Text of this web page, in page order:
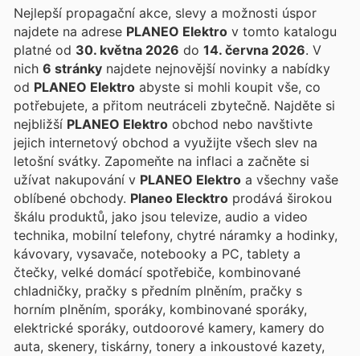
Nejlepší propagační akce, slevy a možnosti úspor
najdete na adrese PLANEO Elektro v tomto katalogu
platné od 30. května 2026 do 14. června 2026. V
nich 6 stránky najdete nejnovější novinky a nabídky
od PLANEO Elektro abyste si mohli koupit vše, co
potřebujete, a přitom neutráceli zbytečně. Najděte si
nejbližší PLANEO Elektro obchod nebo navštivte
jejich internetový obchod a využijte všech slev na
letošní svátky. Zapomeňte na inflaci a začněte si
užívat nakupování v PLANEO Elektro a všechny vaše
oblíbené obchody. Planeo Elecktro prodává širokou
škálu produktů, jako jsou televize, audio a video
technika, mobilní telefony, chytré náramky a hodinky,
kávovary, vysavače, notebooky a PC, tablety a
čtečky, velké domácí spotřebiče, kombinované
chladničky, pračky s předním plněním, pračky s
horním plněním, sporáky, kombinované sporáky,
elektrické sporáky, outdoorové kamery, kamery do
auta, skenery, tiskárny, tonery a inkoustové kazety,